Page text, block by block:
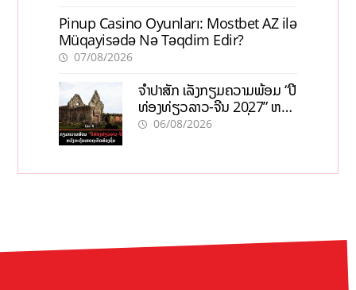
Pinup Casino Oyunları: Mostbet AZ ilə
Müqayisədə Nə Təqdim Edir?
07/08/2026
ຈຳປາສັກ ເລັ່ງກຽມຄວາມພ້ອມ “ປີ
ທ່ອງທ່ຽວລາວ-ຈີນ 2027” ຫວັງ
ກະຕຸ້ນເສດຖະກິດທ້ອງຖິ່ນ
06/08/2026